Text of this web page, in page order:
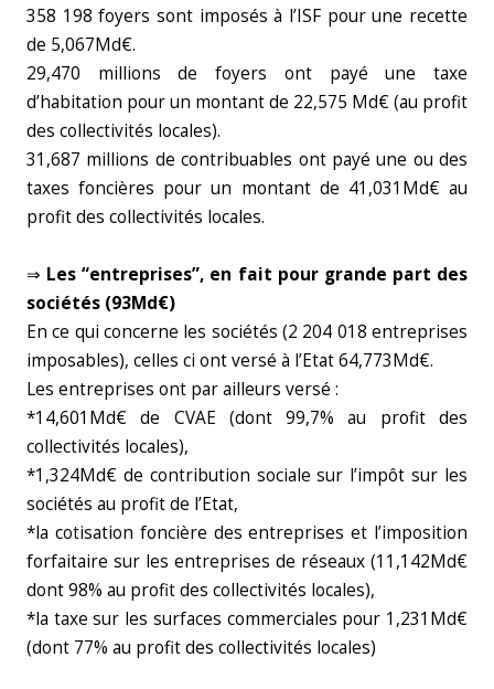
358 198 foyers sont imposés à l’ISF pour une recette
de 5,067Md€.
29,470 millions de foyers ont payé une taxe
d’habitation pour un montant de 22,575 Md€ (au profit
des collectivités locales).
31,687 millions de contribuables ont payé une ou des
taxes foncières pour un montant de 41,031Md€ au
profit des collectivités locales.
⇒ Les “entreprises”, en fait pour grande part des
sociétés (93Md€)
En ce qui concerne les sociétés (2 204 018 entreprises
imposables), celles ci ont versé à l’Etat 64,773Md€.
Les entreprises ont par ailleurs versé :
*14,601Md€ de CVAE (dont 99,7% au profit des
collectivités locales),
*1,324Md€ de contribution sociale sur l’impôt sur les
sociétés au profit de l’Etat,
*la cotisation foncière des entreprises et l’imposition
forfaitaire sur les entreprises de réseaux (11,142Md€
dont 98% au profit des collectivités locales),
*la taxe sur les surfaces commerciales pour 1,231Md€
(dont 77% au profit des collectivités locales)